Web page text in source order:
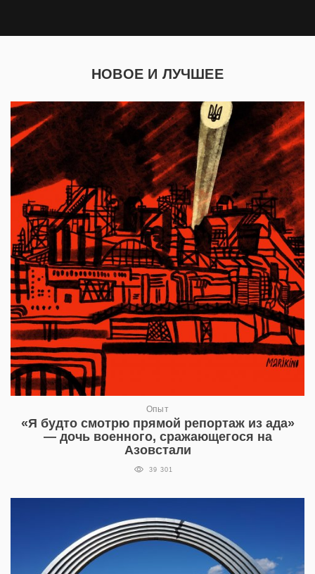
НОВОЕ И ЛУЧШЕЕ
Опыт
«Я будто смотрю прямой репортаж из ада»
— дочь военного, сражающегося на
Азовстали
39 301